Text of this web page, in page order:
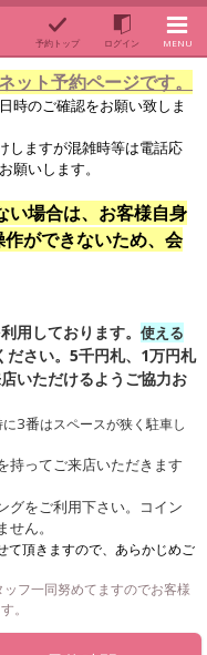
予約トップ ログイン MENU
ット予約ページです。
時のご確認をお願い致しま
しますが混雑時等は電話応
願いします。
場合は、お客様自身
ができないため、会
用しております。 使える
ださい。5千円札、1万円札
いただけるようご協力お
3番はスペースが狭く駐車し
持ってご来店いただきます
グをご利用下さい。コイン
ん。
て頂きますので、あらかじめご
フ一同努めてますのでお客様
。